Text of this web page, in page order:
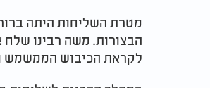
מטרת השליחות היתה
הבצורות. משה רבינו שלח
לקראת הכיבוש הממשמש